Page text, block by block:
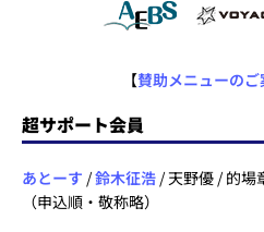
【賛助メニューのご
超サポート会員
あとーす /鈴木征浩 / 天野優 / 的場
（申込順・敬称略）